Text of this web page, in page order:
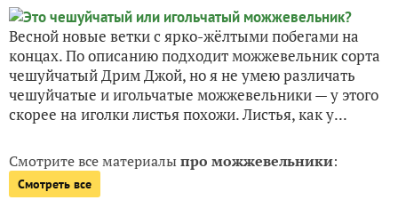
Весной новые ветки с ярко-жёлтыми побегами на
концах. По описанию подходит можжевельник сорта
чешуйчатый Дрим Джой, но я не умею различать
чешуйчатые и игольчатые можжевельники — у этого
скорее на иголки листья похожи. Листья, как у...
Смотрите все материалыпро можжевельники:
Смотреть все